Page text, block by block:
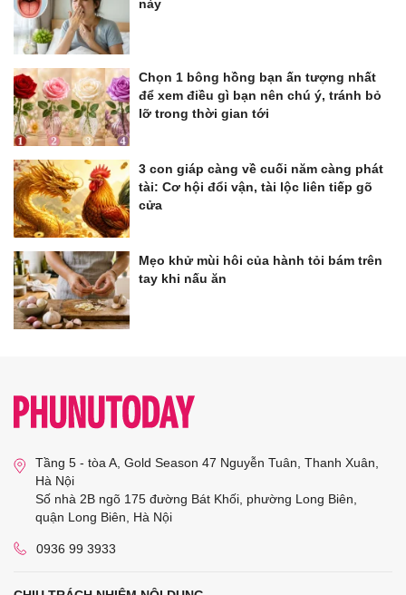
này
Chọn 1 bông hồng bạn ấn tượng nhất
để xem điều gì bạn nên chú ý, tránh bỏ
lỡ trong thời gian tới
3 con giáp càng về cuối năm càng phát
tài: Cơ hội đổi vận, tài lộc liên tiếp gõ
cửa
Mẹo khử mùi hôi của hành tỏi bám trên
tay khi nấu ăn
Tầng 5 - tòa A, Gold Season 47 Nguyễn Tuân, Thanh Xuân,
Hà Nội
Số nhà 2B ngõ 175 đường Bát Khối, phường Long Biên,
quận Long Biên, Hà Nội
0936 99 3933